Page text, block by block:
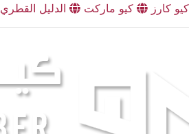
كيو كارز
كيو ماركت الدليل القطري